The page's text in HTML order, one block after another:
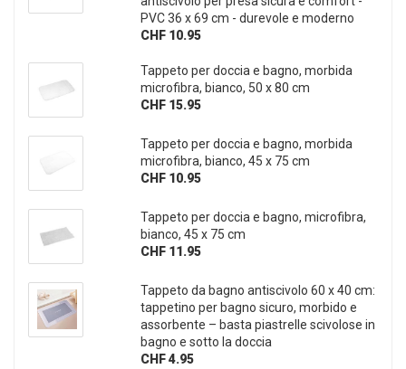
PVC 36 x 69 cm - durevole e moderno
CHF 10.95
Tappeto per doccia e bagno, morbida
microfibra, bianco, 50 x 80 cm
CHF 15.95
Tappeto per doccia e bagno, morbida
microfibra, bianco, 45 x 75 cm
CHF 10.95
Tappeto per doccia e bagno, microfibra,
bianco, 45 x 75 cm
CHF 11.95
Tappeto da bagno antiscivolo 60 x 40 cm:
tappetino per bagno sicuro, morbido e
assorbente – basta piastrelle scivolose in
bagno e sotto la doccia
CHF 4.95